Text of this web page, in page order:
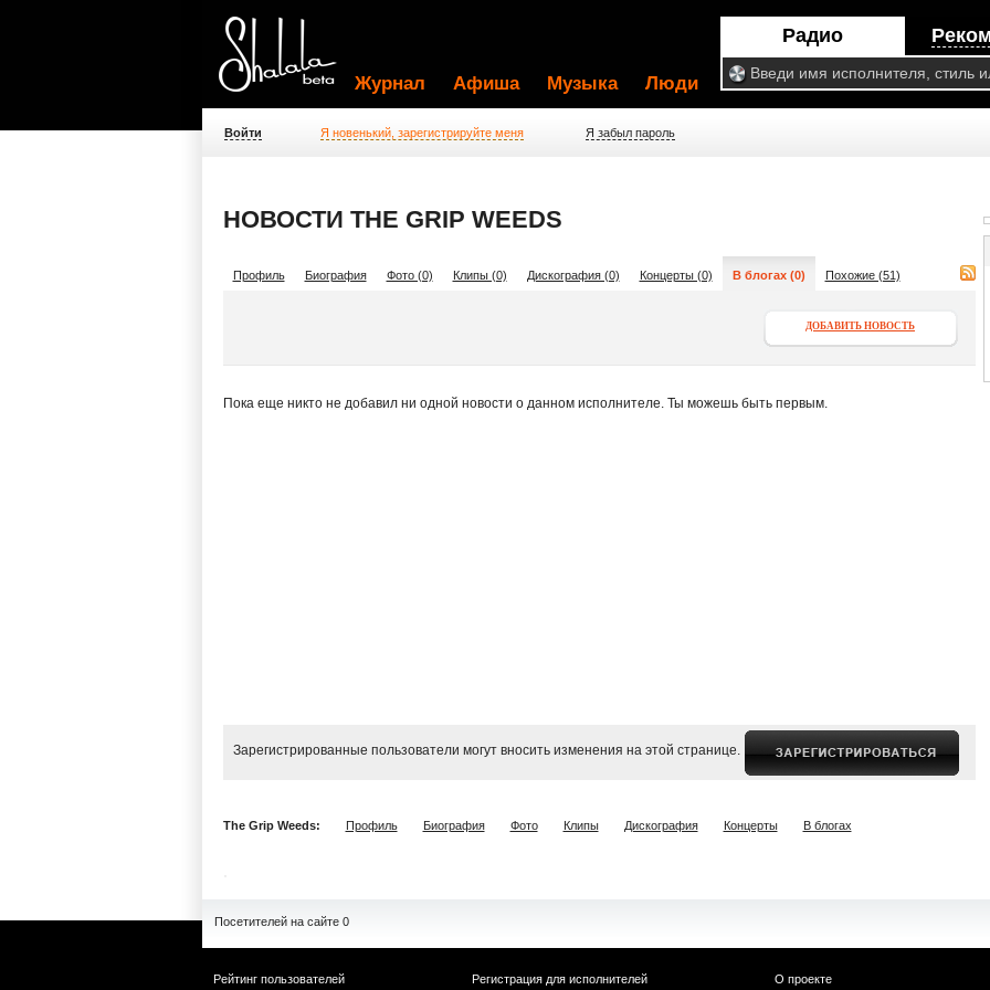
Радио
Журнал Афиша Музыка Люди
Войти Я новенький, зарегистрируйте меня Я забыл пароль
НОВОСТИ THE GRIP WEEDS
Профиль Биография Фото (0) Клипы (0) Дискография (0) Концерты (0) В блогах (0) Похожие (51)
ДОБАВИТЬ НОВОСТЬ
Пока еще никто не добавил ни одной новости о данном исполнителе. Ты можешь быть первым.
Зарегистрированные пользователи могут вносить изменения на этой странице.
The Grip Weeds: Профиль Биография Фото Клипы Дискография Концерты В блогах
Посетителей на сайте 0
Рейтинг пользователей
Регистрация для исполнителей
О проекте